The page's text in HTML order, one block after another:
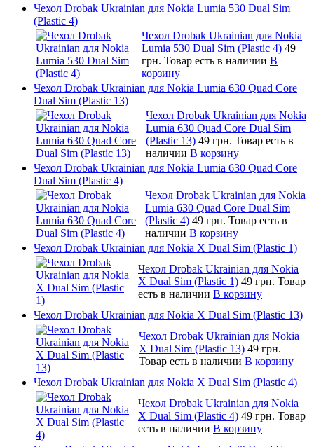
Чехол Drobak Ukrainian для Nokia Lumia 530 Dual Sim
(Plastic 4)
Чехол Drobak Ukrainian для Nokia
Lumia 530 Dual Sim (Plastic 4) 49
грн. Товар есть в наличии В
корзину
Чехол Drobak Ukrainian для Nokia Lumia 630 Quad Core
Dual Sim (Plastic 13)
Чехол Drobak Ukrainian для Nokia
Lumia 630 Quad Core Dual Sim
(Plastic 13) 49 грн. Товар есть в
наличии В корзину
Чехол Drobak Ukrainian для Nokia Lumia 630 Quad Core
Dual Sim (Plastic 4)
Чехол Drobak Ukrainian для Nokia
Lumia 630 Quad Core Dual Sim
(Plastic 4) 49 грн. Товар есть в
наличии В корзину
Чехол Drobak Ukrainian для Nokia X Dual Sim (Plastic 1)
Чехол Drobak Ukrainian для Nokia
X Dual Sim (Plastic 1) 49 грн. Товар
есть в наличии В корзину
Чехол Drobak Ukrainian для Nokia X Dual Sim (Plastic 13)
Чехол Drobak Ukrainian для Nokia
X Dual Sim (Plastic 13) 49 грн.
Товар есть в наличии В корзину
Чехол Drobak Ukrainian для Nokia X Dual Sim (Plastic 4)
Чехол Drobak Ukrainian для Nokia
X Dual Sim (Plastic 4) 49 грн. Товар
есть в наличии В корзину